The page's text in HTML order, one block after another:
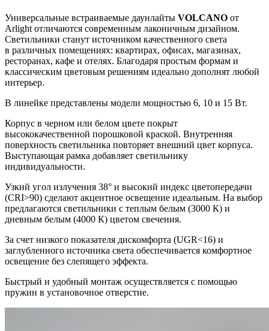
Универсальные встраиваемые даунлайты VOLCANO от
Arlight отличаются современным лаконичным дизайном.
Светильники станут источником качественного света
в различных помещениях: квартирах, офисах, магазинах,
ресторанах, кафе и отелях. Благодаря простым формам и
классическим цветовым решениям идеально дополнят любой
интерьер.
В линейке представлены модели мощностью 6, 10 и 15 Вт.
Корпус в черном или белом цвете покрыт
высококачественной порошковой краской. Внутренняя
поверхность светильника повторяет внешний цвет корпуса.
Выступающая рамка добавляет светильнику
индивидуальности.
Узкий угол излучения 38° и высокий индекс цветопередачи
(CRI>90) сделают акцентное освещение идеальным. На выбор
предлагаются светильники с теплым белым (3000 К) и
дневным белым (4000 К) цветом свечения.
За счет низкого показателя дискомфорта (UGR<16) и
заглубленного источника света обеспечивается комфортное
освещение без слепящего эффекта.
Быстрый и удобный монтаж осуществляется с помощью
пружин в установочное отверстие.